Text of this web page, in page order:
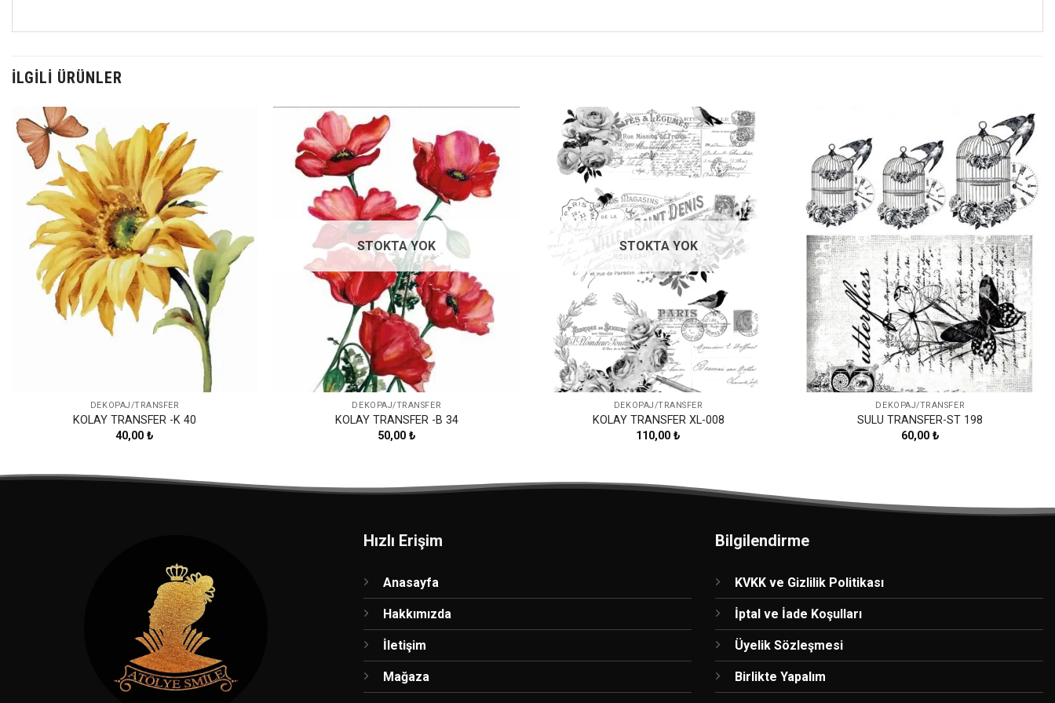
İLGILI ÜRÜNLER
Favorilerime
DEKOPAJ/TRANSFER
KOLAY TRANSFER -K 40
40,00₺
Favorilerime
Ekle
STOKTA YOK
DEKOPAJ/TRANSFER
KOLAY TRANSFER -B 34
50,00 ₺
Favorilerime
Ekle
STOKTA YOK
DEKOPAJ/TRANSFER
KOLAY TRANSFER XL-008
110,00₺
Favorilerime
Ekle
DEKOPAJ/TRANSFER
SULU TRANSFER-ST 198
60,00 ₺
Hızlı Erişim
Anasayfa
Hakkımızda
İletişim
Mağaza
Bilgilendirme
KVKK ve Gizlilik Politikası
İptal ve İade Koşulları
Üyelik Sözleşmesi
Birlikte Yapalım